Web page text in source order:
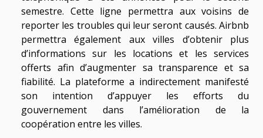
semestre. Cette ligne permettra aux voisins de
reporter les troubles qui leur seront causés. Airbnb
permettra également aux villes d’obtenir plus
d’informations sur les locations et les services
offerts afin d’augmenter sa transparence et sa
fiabilité. La plateforme a indirectement manifesté
son intention d’appuyer les efforts du
gouvernement dans l’amélioration de la
coopération entre les villes.